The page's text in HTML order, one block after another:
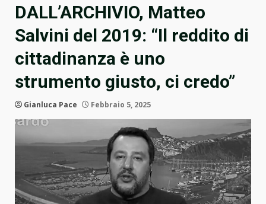
DALL’ARCHIVIO, Matteo
Salvini del 2019: “Il reddito di
cittadinanza è uno
strumento giusto, ci credo”
Gianluca Pace Febbraio 5, 2025